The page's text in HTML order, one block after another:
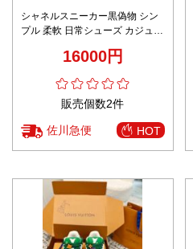
シャネルスニーカー黒偽物 シン
プル 柔軟 日常シューズ カジュア
16000円
販売個数2件
佐川急便 HOT